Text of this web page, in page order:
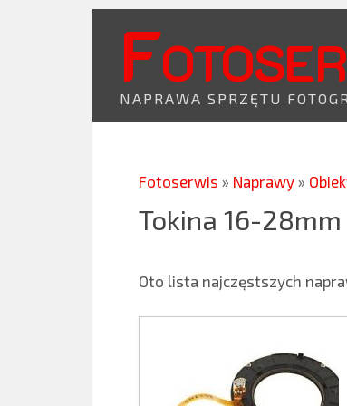
NAPRAWA SPRZĘTU
Fotoserwis » Naprawy »
Tokina 16-
Oto lista najczęstszych